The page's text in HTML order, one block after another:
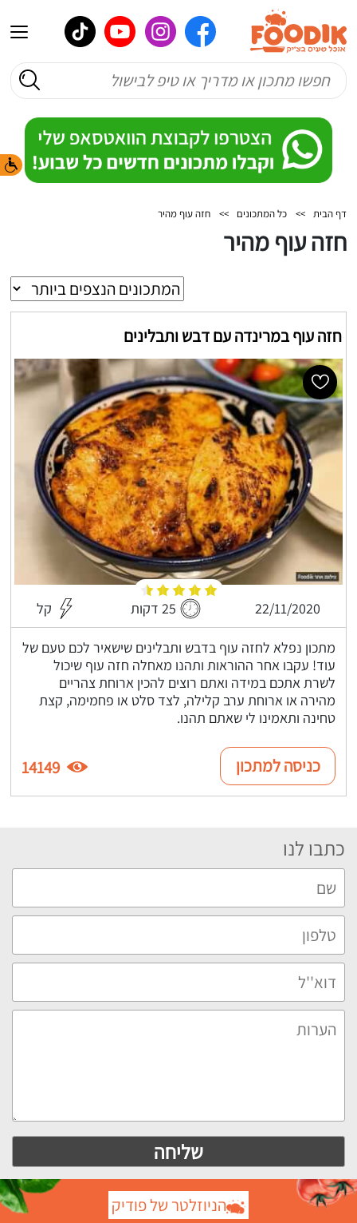
דף הבית >> כל המתכונים >> חזה עוף מהיר
חזה עוף מהיר
חזה עוף במרינדה עם דבש ותבלינים
22/11/2020 25 דקות קל
מתכון נפלא לחזה עוף בדבש ותבלינים שישאיר לכם טעם של
עוד! עקבו אחר ההוראות ותהנו מאחלה חזה עוף שיכול
לשרת אתכם במידה ואתם רוצים להכין ארוחת צהריים
מהירה או ארוחת ערב קלילה, לצד סלט או פחמימה, קצת
טחינה ותאמינו לי שאתם תהנו.
כניסה למתכון 14149
כתבו לנו
הניוזלטר של פודיק